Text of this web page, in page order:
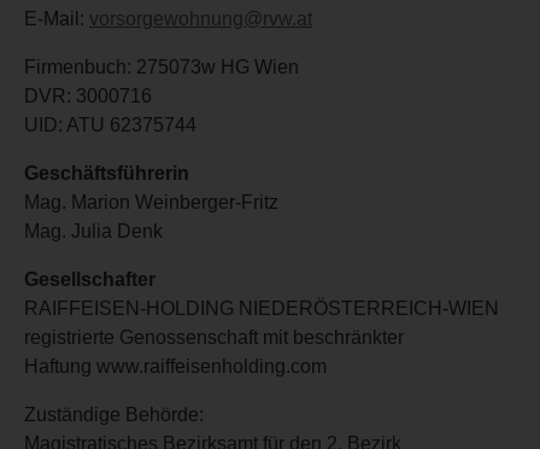
E-Mail: vorsorgewohnung@rvw.at
Firmenbuch: 275073w HG Wien
DVR: 3000716
UID: ATU 62375744
Geschäftsführerin
Mag. Marion Weinberger-Fritz
Mag. Julia Denk
Gesellschafter
RAIFFEISEN-HOLDING NIEDERÖSTERREICH-WIEN
registrierte Genossenschaft mit beschränkter
Haftung www.raiffeisenholding.com
Zuständige Behörde:
Magistratisches Bezirksamt für den 2. Bezirk